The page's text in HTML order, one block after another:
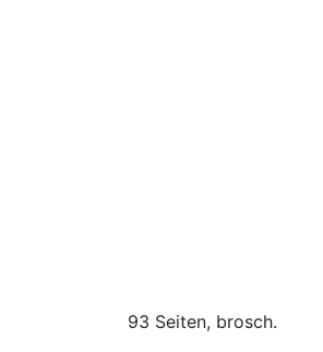
93 Seiten, brosch.